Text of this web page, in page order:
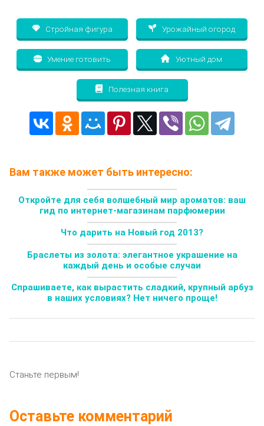
Стройная фигура Урожайный огород
Умение готовить Уютный дом
Полезная книга
Вам также может быть интересно:
Откройте для себя волшебный мир ароматов: ваш
гид по интернет-магазинам парфюмерии
Что дарить на Новый год 2013?
Браслеты из золота: элегантное украшение на
каждый день и особые случаи
Спрашиваете, как вырастить сладкий, крупный арбуз
в наших условиях? Нет ничего проще!
Станьте первым!
Оставьте комментарий